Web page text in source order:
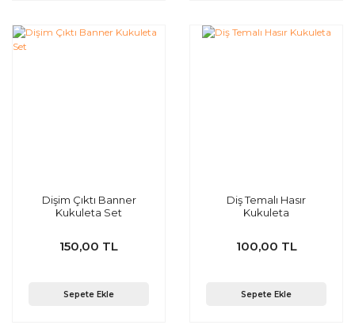
Dişim Çıktı Banner
Kukuleta Set
150,00 TL
Sepete Ekle
Diş Temalı Hasır
Kukuleta
100,00 TL
Sepete Ekle